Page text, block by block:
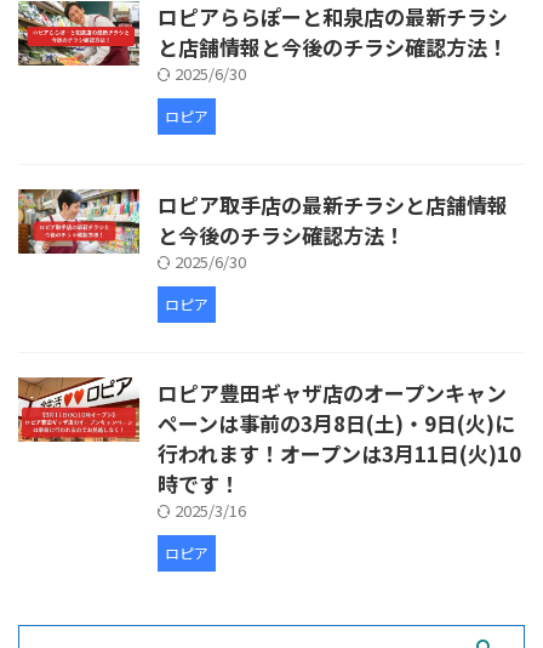
ロピアららぽーと和泉店の最新チラシ
と店舗情報と今後のチラシ確認方法！
2025/6/30
ロピア
ロピア取手店の最新チラシと店舗情報
と今後のチラシ確認方法！
2025/6/30
ロピア
ロピア豊田ギャザ店のオープンキャン
ペーンは事前の3月8日(土)・9日(火)に
行われます！オープンは3月11日(火)10
時です！
2025/3/16
ロピア